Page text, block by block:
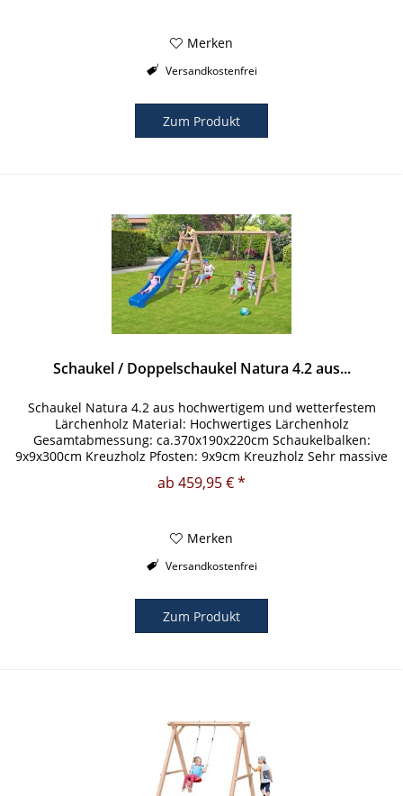
Merken
Versandkostenfrei
Zum Produkt
Schaukel / Doppelschaukel Natura 4.2 aus...
Schaukel Natura 4.2 aus hochwertigem und wetterfestem
Lärchenholz Material: Hochwertiges Lärchenholz
Gesamtabmessung: ca.370x190x220cm Schaukelbalken:
9x9x300cm Kreuzholz Pfosten: 9x9cm Kreuzholz Sehr massive
und wetterfeste Bauweise...
ab 459,95 € *
Merken
Versandkostenfrei
Zum Produkt